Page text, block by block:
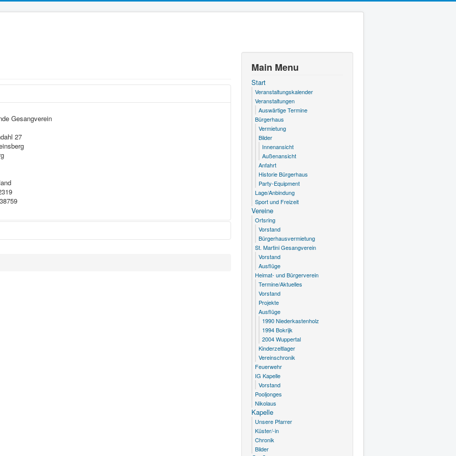
Gesangverein
27
Main Menu
Start
Veranstaltungskalender
Veranstaltungen
Auswärtige Termine
Bürgerhaus
Vermietung
Bilder
Innenansicht
Außenansicht
Anfahrt
Historie Bürgerhaus
Party-Equipment
Lage/Anbindung
Sport und Freizeit
Vereine
Ortsring
Vorstand
Bürgerhausvermietung
St. Martini Gesangverein
Vorstand
Ausflüge
Heimat- und Bürgerverein
Termine/Aktuelles
Vorstand
Projekte
Ausflüge
1990 Niederkastenholz
1994 Bokrijk
2004 Wuppertal
Kinderzeltlager
Vereinschronik
Feuerwehr
IG Kapelle
Vorstand
Pooljonges
Nikolaus
Kapelle
Unsere Pfarrer
Küster/-in
Chronik
Bilder